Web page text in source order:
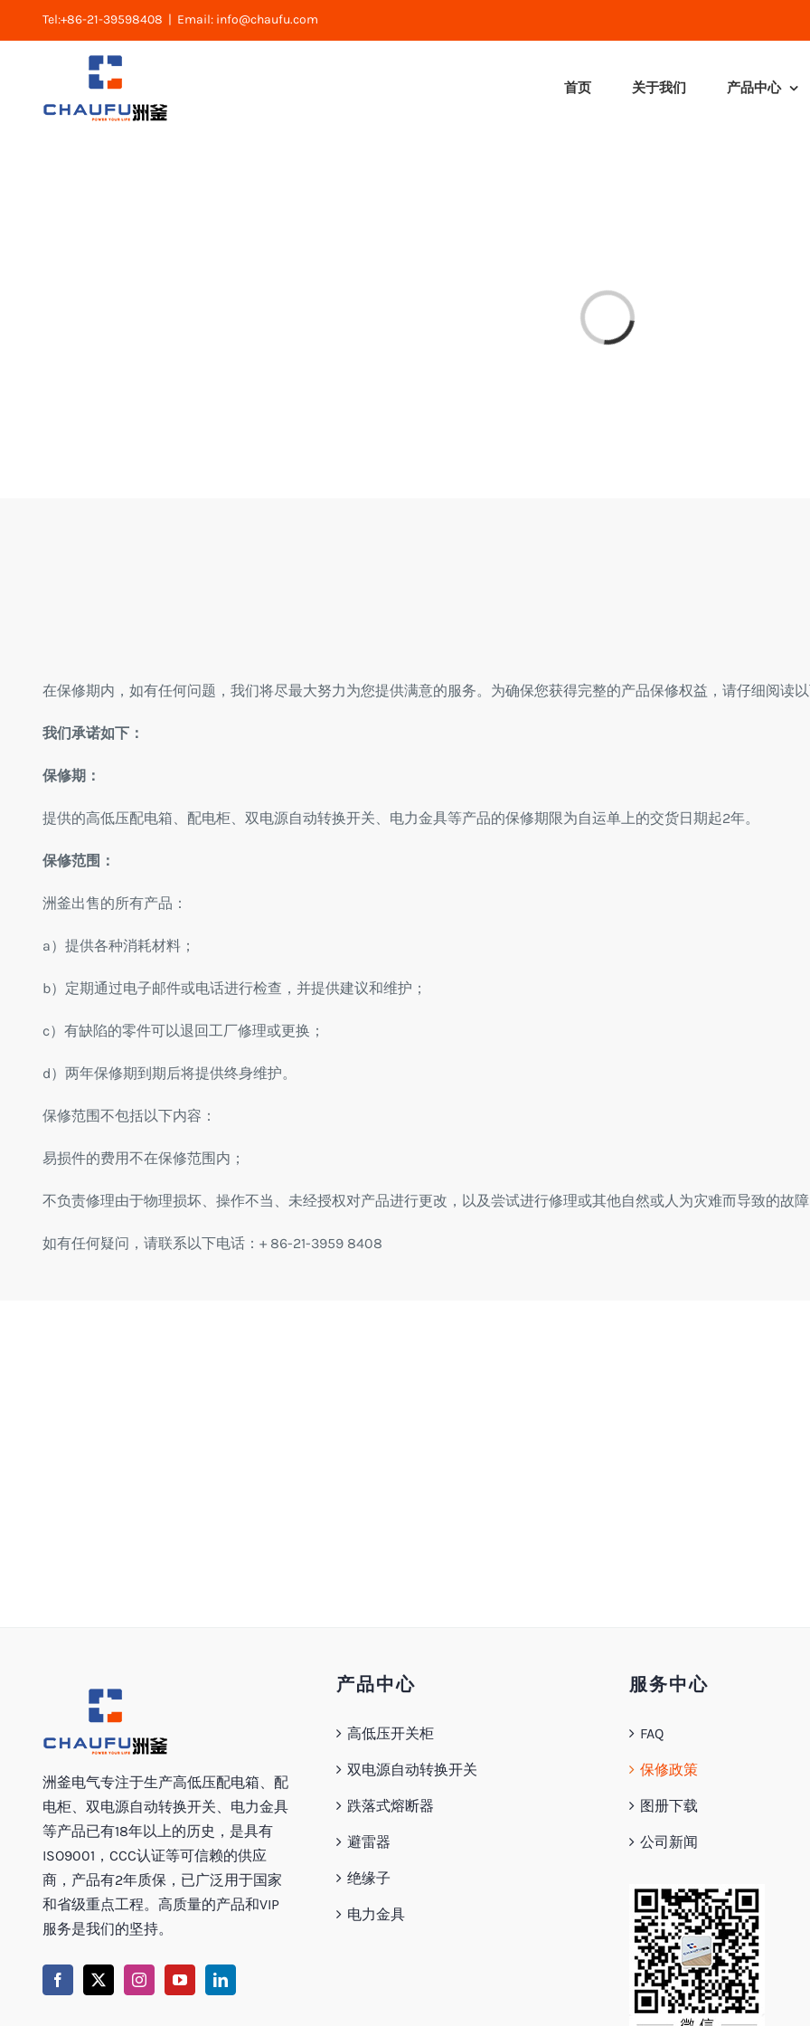
Tel:+86-21-39598408 | Email: info@chaufu.com
首页 关于我们 产品中心
加载中...
在保修期内，如有任何问题，我们将尽最大努力为您提供满意的服务。为确保您获得完整的产品保修权益，请仔细阅读
我们承诺如下：
保修期：
提供的高低压配电箱、配电柜、双电源自动转换开关、电力金具等产品的保修期限为自运单上的交货日期起2年。
保修范围：
洲釜出售的所有产品：
a）提供各种消耗材料；
b）定期通过电子邮件或电话进行检查，并提供建议和维护；
c）有缺陷的零件可以退回工厂修理或更换；
d）两年保修期到期后将提供终身维护。
保修范围不包括以下内容：
易损件的费用不在保修范围内；
不负责修理由于物理损坏、操作不当、未经授权对产品进行更改，以及尝试进行修理或其他自然或人为灾难而导致的故
如有任何疑问，请联系以下电话：+ 86-21-3959 8408
洲釜电气专注于生产高低压配电箱、配
电柜、双电源自动转换开关、电力金具
等产品已有18年以上的历史，是具有
ISO9001，CCC认证等可信赖的供应
商，产品有2年质保，已广泛用于国家
和省级重点工程。高质量的产品和VIP
服务是我们的坚持。
产品中心
高低压开关柜
双电源自动转换开关
跌落式熔断器
避雷器
绝缘子
电力金具
服务中心
FAQ
保修政策
图册下载
公司新闻